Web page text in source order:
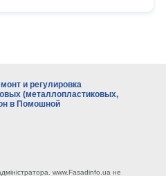
и регулировка
(металлопластиковых,
в Помошной
www.Fasadinfo.ua не